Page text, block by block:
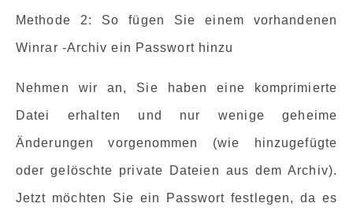
Methode 2: So fügen Sie einem vorhandenen
Winrar -Archiv ein Passwort hinzu
Nehmen wir an, Sie haben eine komprimierte
Datei erhalten und nur wenige geheime
Änderungen vorgenommen (wie hinzugefügte
oder gelöschte private Dateien aus dem Archiv).
Jetzt möchten Sie ein Passwort festlegen, da es